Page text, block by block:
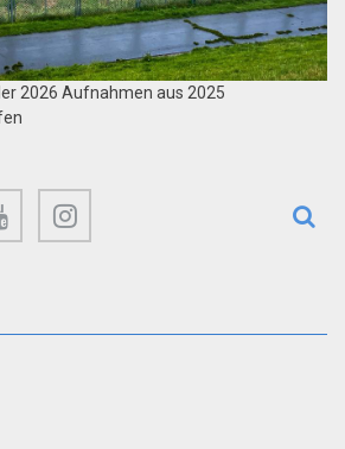
2026 Aufnahmen aus 2025
youtube